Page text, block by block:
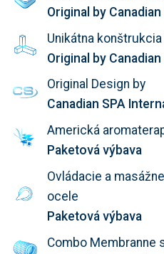
Original by
Unikátna
Original by
Original Design by
Canadian SPA
Americká
Paketová výbava
Ovládacie a
ocele
Paketová výbava
Combo Membranne